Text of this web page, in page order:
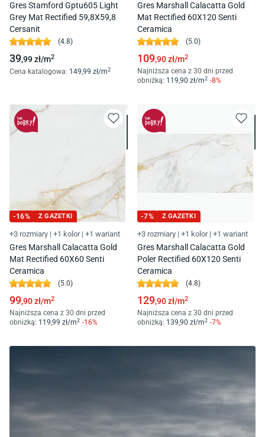
Gres Stamford Gptu605 Light
Grey Mat Rectified 59,8X59,8
Cersanit
(4.8)
39,99zł/m2
Cena katalogowa: 149,99 zł/m2
Gres Marshall Calacatta Gold
Mat Rectified 60X120 Senti
Ceramica
(5.0)
109,90zł/m2
Najniższa cena z 30 dni przed
obniżką: 119,90 zł/m2 -8%
-16% Z GAZETKI
+3 rozmiary | +1 kolor | +1 wariant
Gres Marshall Calacatta Gold
Mat Rectified 60X60 Senti
Ceramica
(5.0)
99,90zł/m2
Najniższa cena z 30 dni przed
obniżką: 119,99 zł/m2 -16%
-7% Z GAZETKI
+3 rozmiary | +1 kolor | +1 wariant
Gres Marshall Calacatta Gold
Poler Rectified 60X120 Senti
Ceramica
(4.8)
129,90zł/m2
Najniższa cena z 30 dni przed
obniżką: 139,90 zł/m2 -7%